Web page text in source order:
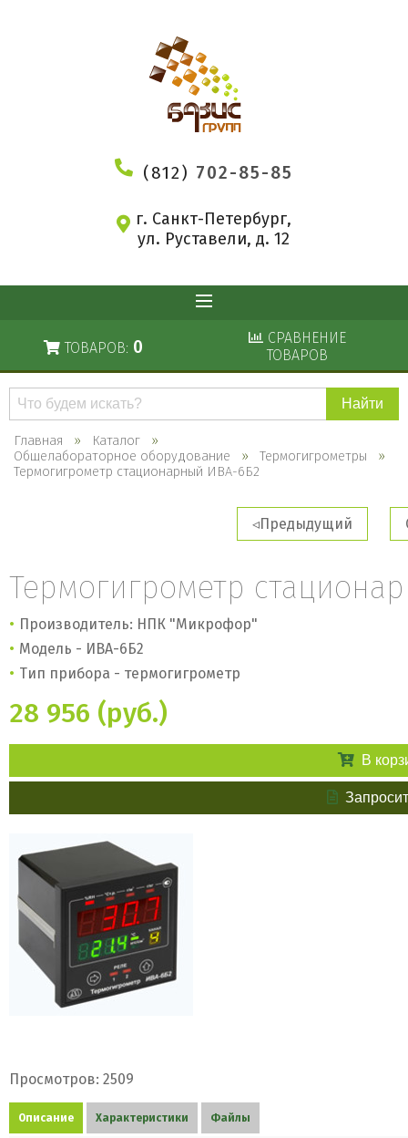
(812) 702-85-85
г. Санкт-Петербург,
ул. Руставели, д. 12
ТОВАРОВ: 0
СРАВНЕНИЕ
ТОВАРОВ
Поиск
каталогу
Главная
Каталог
Общелабораторное оборудование
Термогигрометры
Термогигрометр стационарный ИВА-6Б2
Предыдущий
Термогигрометр
Производитель: НПК "Микрофор"
Модель - ИВА-6Б2
Тип прибора - термогигрометр
28 956 (руб.)
В
Просмотров: 2509
Описание Характеристики Файлы